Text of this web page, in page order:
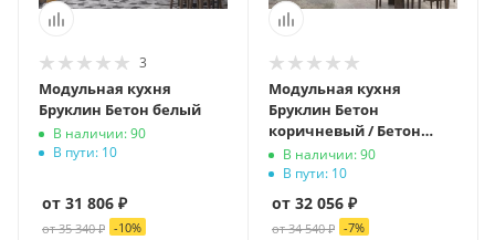
3
Модульная кухня
Бруклин Бетон белый
В наличии: 90
В пути: 10
от 31 806 ₽
от 35 340 ₽ -10%
Модульная кухня
Бруклин Бетон
коричневый / Бетон
белый
В наличии: 90
В пути: 10
от 32 056 ₽
от 34 540 ₽ -7%